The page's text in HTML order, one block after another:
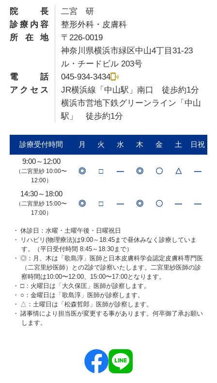
院長
二宮 研
診療内容
整形外科・皮膚科
所在地
〒226-0019
神奈川県横浜市緑区中山4丁目31-23
ル・チードビル 203号
電話
045-934-3434
アクセス
JR横浜線「中山駅」南口 徒歩約1分
横浜市営地下鉄グリーンライン「中山
駅」 徒歩約1分